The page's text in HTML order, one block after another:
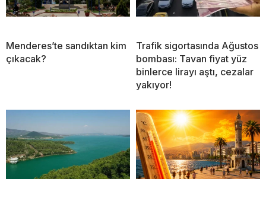
Menderes’te sandıktan kim
çıkacak?
Trafik sigortasında Ağustos
bombası: Tavan fiyat yüz
binlerce lirayı aştı, cezalar
yakıyor!